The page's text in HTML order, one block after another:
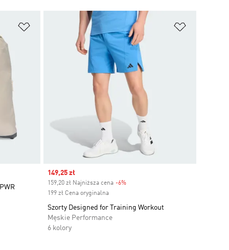
Dodaj do listy życzeń
Sale price
149,25 zł
159,20 zł Najniższa cena -6%Discount
199 zł Cena oryginalna
Szorty Designed for Training Workout
Męskie Performance
6 kolory